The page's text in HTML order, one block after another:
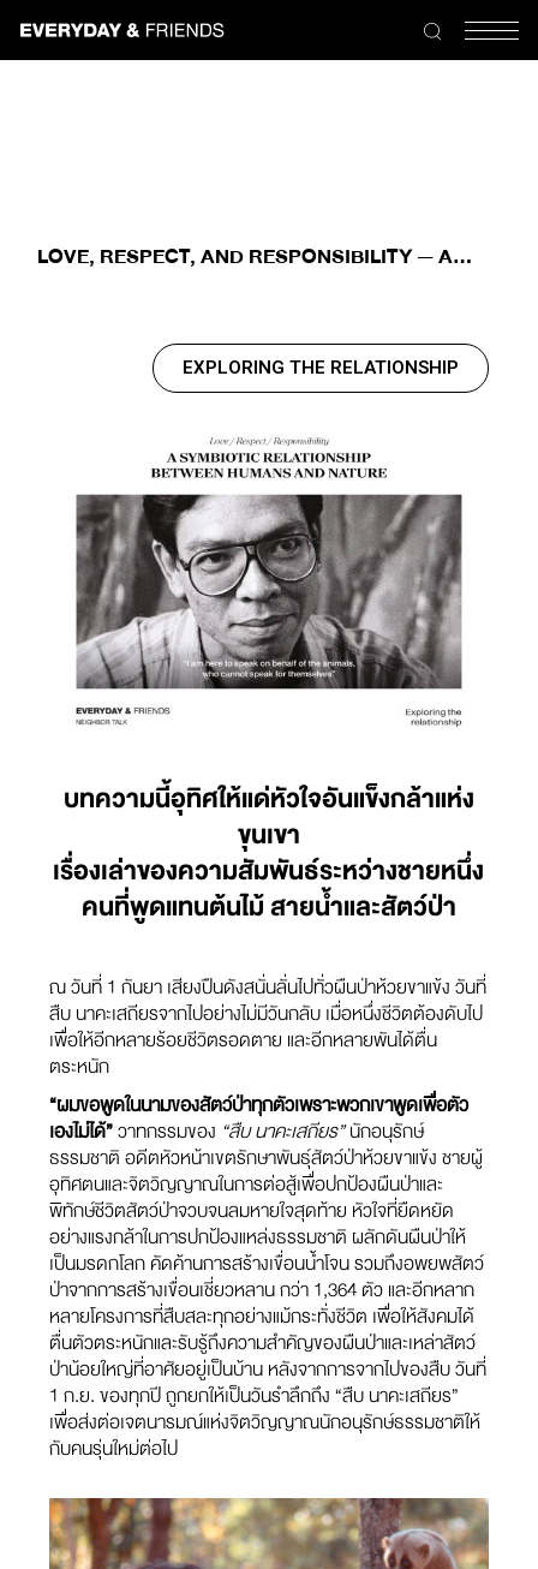
LOVE, RESPECT, AND RESPONSIBILITY — A
EXPLORING THE RELATIONSHIP
บทความนี้อุทิศให้แด่หัวใจอันแข็งกล้าแห่ง
ขุนเขา
เรื่องเล่าของความสัมพันธ์ระหว่างชายหนึ่ง
คนที่พูดแทนต้นไม้ สายน้ำและสัตว์ป่า
ณ วันที่ 1 กันยา เสียงปืนดังสนั่นลั่นไปทั่วผืนป่าห้วยขาแข้ง วันที่
สืบ นาคะเสถียรจากไปอย่างไม่มีวันกลับ เมื่อหนึ่งชีวิตต้องดับไป
เพื่อให้อีกหลายร้อยชีวิตรอดตาย และอีกหลายพันได้ตื่น
ตระหนัก
“ผมขอพูดในนามของสัตว์ป่าทุกตัวเพราะพวกเขาพูดเพื่อตัว
เองไม่ได้”วาทกรรมของ “สืบ นาคะเสถียร”นักอนุรักษ์
ธรรมชาติ อดีตหัวหน้าเขตรักษาพันธุ์สัตว์ป่าห้วยขาแข้ง ชายผู้
อุทิศตนและจิตวิญญาณในการต่อสู้เพื่อปกป้องผืนป่าและ
พิทักษ์ชีวิตสัตว์ป่าจวบจนลมหายใจสุดท้าย หัวใจที่ยืดหยัด
อย่างแรงกล้าในการปกป้องแหล่งธรรมชาติ ผลักดันผืนป่าให้
เป็นมรดกโลก คัดค้านการสร้างเขื่อนน้ำโจน รวมถึงอพยพสัตว์
ป่าจากการสร้างเขื่อนเชี่ยวหลาน กว่า 1,364 ตัว และอีกหลาก
หลายโครงการที่สืบสละทุกอย่างแม้กระทั่งชีวิต เพื่อให้สังคมได้
ตื่นตัวตระหนักและรับรู้ถึงความสำคัญของผืนป่าและเหล่าสัตว์
ป่าน้อยใหญ่ที่อาศัยอยู่เป็นบ้าน หลังจากการจากไปของสืบ วันที่
1 ก.ย. ของทุกปี ถูกยกให้เป็นวันรำลึกถึง “สืบ นาคะเสถียร”
เพื่อส่งต่อเจตนารมณ์แห่งจิตวิญญาณนักอนุรักษ์ธรรมชาติให้
กับคนรุ่นใหม่ต่อไป